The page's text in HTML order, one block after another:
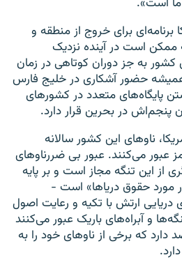
است».
برای خروج از منطقه و
ممکن است در آینده نزدیک
به جز دوران کوتاهی در زمان
حضور آشکاری در خلیج فارس
پایگاه‌های متعدد در کشور‌های
پنجم‌اش در بحرین قرار دارد.
ناو‌های این کشور سالانه
هرمز عبور می‌کنند. عبور بی ضررناو‌های
از این تنگه مجاز است و بر پایه
مورد حقوق دریا‌ها» است -
ارتش با تکیه و رعایت اصول
و آبراه‌های باریک عبور می‌کنند
که برخی از ناو‌های خود را به